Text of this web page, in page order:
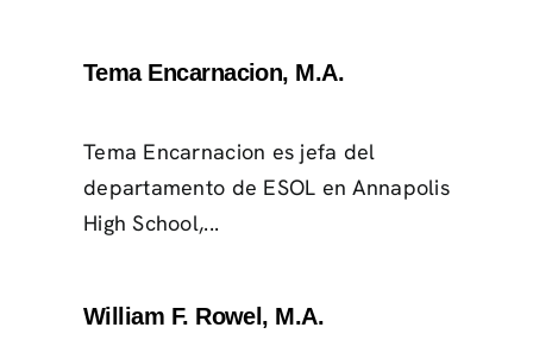
Tema Encarnacion, M.A.
Tema Encarnacion es jefa del
departamento de ESOL en Annapolis
High School,...
William F. Rowel, M.A.